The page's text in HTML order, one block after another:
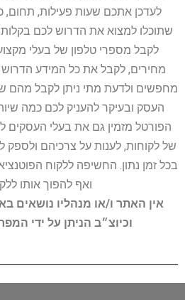
לעדכן אתכם שעות פעילות, תחום,
שתוכלו למצוא את הדרוש לכם
לקבל מספרי טלפון של בעלי
מחירים, לקבל את כל המידע
מחפשים ולדעת מתי ניתן לקבל מהם
העסק ובעיקר להעניק לכם כמה
הפורטל מזמין גם את בעלי העסקים
של לקוחות, לענות על צרכיהם
בכל זמן נתון. החשיפה ללקוח
ואף להפוך אותו
אין האתר ו/או מנהליו נושאים
וכיוצ״ב הניתן על ידי